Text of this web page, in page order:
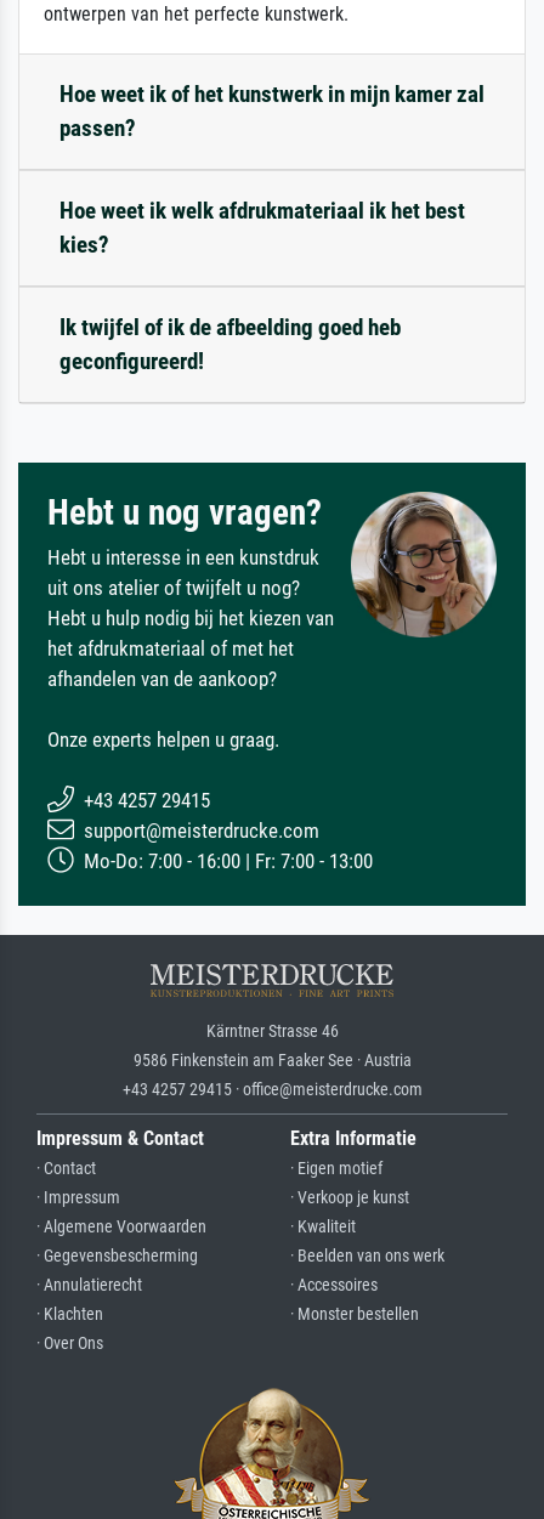
ontwerpen van het perfecte kunstwerk.
Hoe weet ik of het kunstwerk in mijn kamer zal
passen?
Hoe weet ik welk afdrukmateriaal ik het best
kies?
Ik twijfel of ik de afbeelding goed heb
geconfigureerd!
Hebt u nog vragen?
Hebt u interesse in een kunstdruk
uit ons atelier of twijfelt u nog?
Hebt u hulp nodig bij het kiezen van
het afdrukmateriaal of met het
afhandelen van de aankoop?
Onze experts helpen u graag.
+43 4257 29415
support@meisterdrucke.com
Mo-Do: 7:00 - 16:00 | Fr: 7:00 - 13:00
Kärntner Strasse 46
9586 Finkenstein am Faaker See · Austria
+43 4257 29415 · office@meisterdrucke.com
Impressum & Contact
· Contact
· Impressum
· Algemene Voorwaarden
· Gegevensbescherming
· Annulatierecht
· Klachten
· Over Ons
Extra Informatie
· Eigen motief
· Verkoop je kunst
· Kwaliteit
· Beelden van ons werk
· Accessoires
· Monster bestellen